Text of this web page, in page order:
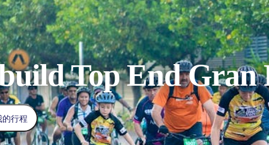
Top End Gran
的行程